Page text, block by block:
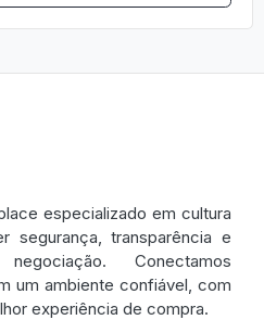
especializado em cultura
segurança, transparência e
Conectamos
um ambiente confiável, com
experiência de compra.